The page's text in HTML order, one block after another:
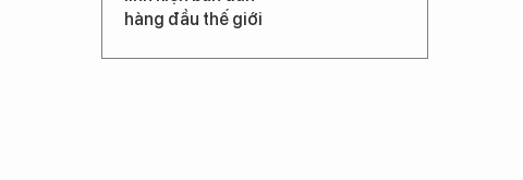
hàng đầu thế giới